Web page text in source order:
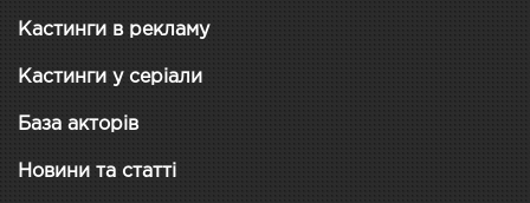
Кастинги в рекламу
Кастинги у серіали
База акторів
Новини та статті